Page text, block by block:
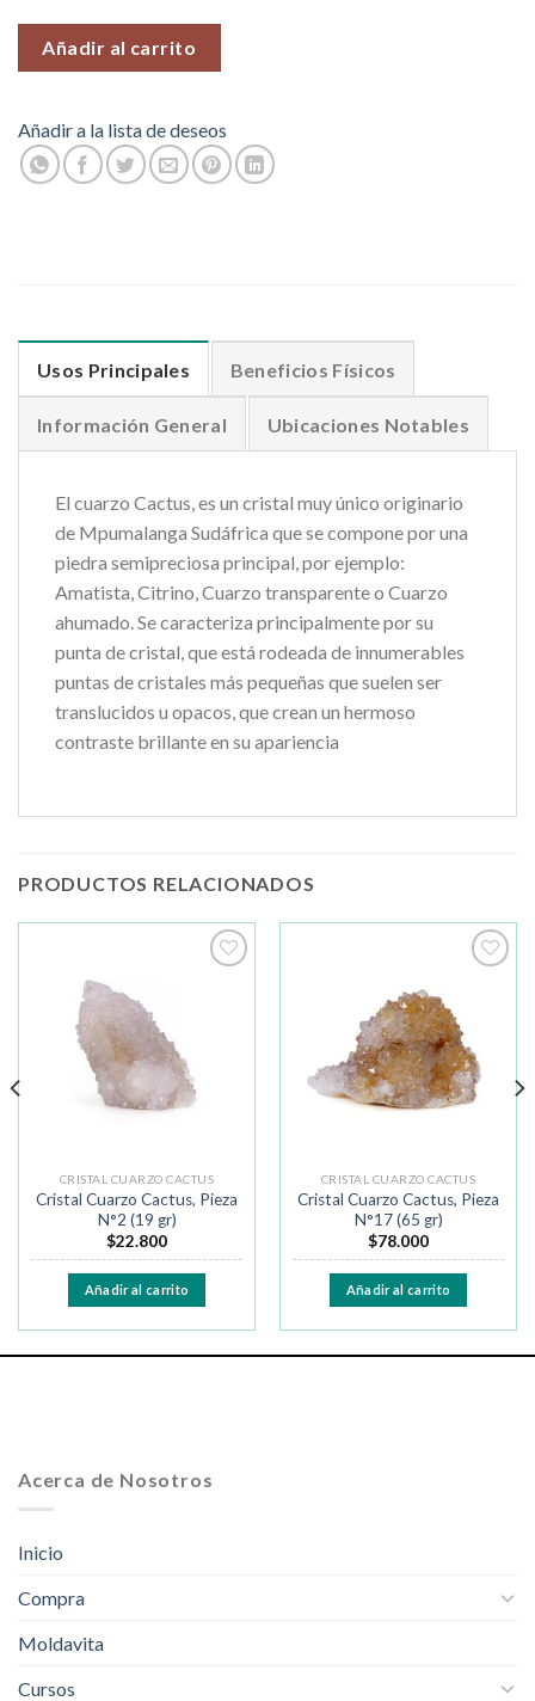
Añadir al carrito
Añadir a la lista de deseos
Usos Principales Beneficios Físicos
Información General Ubicaciones Notables
El cuarzo Cactus, es un cristal muy único originario
de Mpumalanga Sudáfrica que se compone por una
piedra semipreciosa principal, por ejemplo:
Amatista, Citrino, Cuarzo transparente o Cuarzo
ahumado. Se caracteriza principalmente por su
punta de cristal, que está rodeada de innumerables
puntas de cristales más pequeñas que suelen ser
translucidos u opacos, que crean un hermoso
contraste brillante en su apariencia
PRODUCTOS RELACIONADOS
CRISTAL CUARZO CACTUS
Cristal Cuarzo Cactus, Pieza
N°2 (19 gr)
$22.800
Añadir al carrito
deseos
CRISTAL CUARZO CACTUS
Cristal Cuarzo Cactus, Pieza
N°17 (65 gr)
$78.000
Añadir al carrito
Acerca de Nosotros
Inicio
Compra
Moldavita
Cursos